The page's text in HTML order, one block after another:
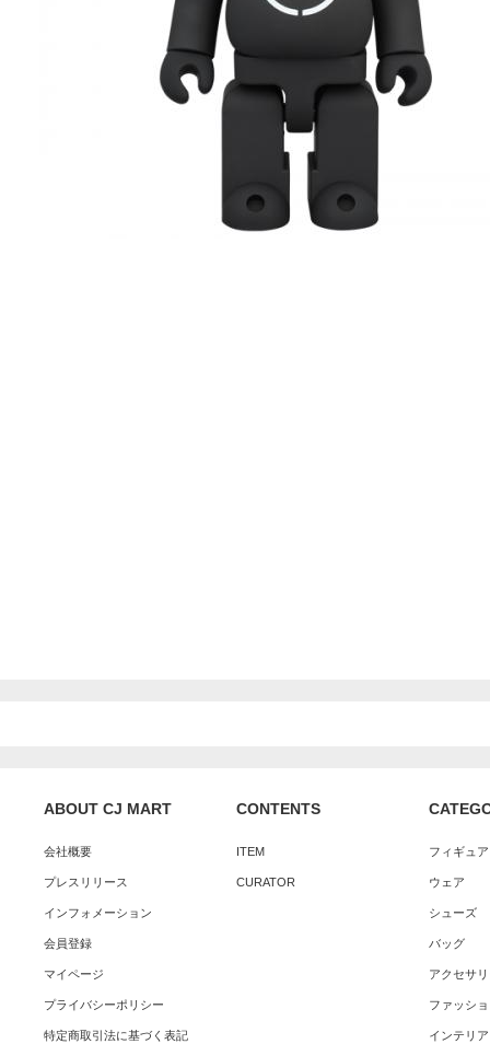
ABOUT CJ MART
会社概要
プレスリリース
インフォメーション
会員登録
マイページ
プライバシーポリシー
特定商取引法に基づく表記
CONTENTS
ITEM
CURATOR
フィギュ
ウェア
シューズ
バッグ
アクセサ
ファッシ
インテリア